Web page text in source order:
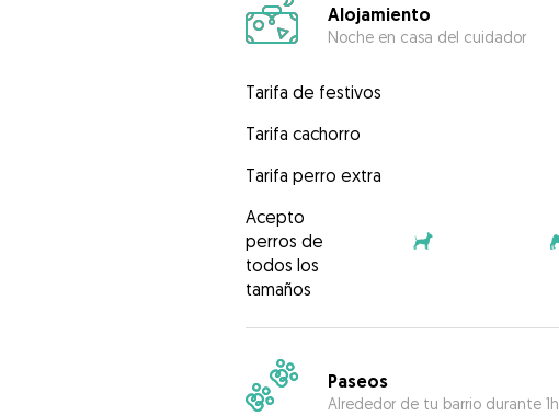
Alojamiento
Noche en casa del cuidador
Tarifa de festivos
Tarifa cachorro
Tarifa perro extra
Acepto
perros de
todos los
tamaños
Paseos
Alrededor de tu barrio durante 1h